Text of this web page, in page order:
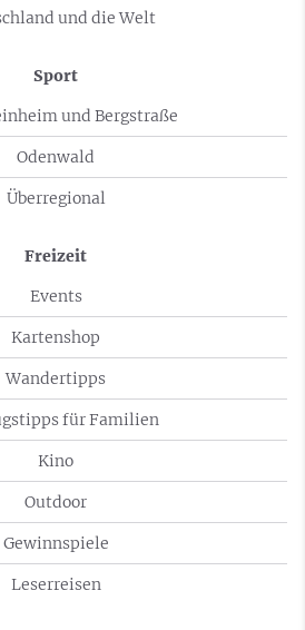
und die Welt
Sport
und Bergstraße
Odenwald
Überregional
Freizeit
Events
Kartenshop
Wandertipps
für Familien
Kino
Outdoor
Gewinnspiele
Leserreisen